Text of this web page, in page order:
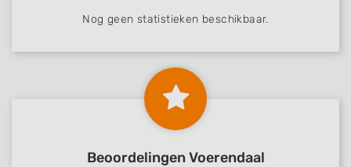
Nog geen statistieken beschikbaar.
Beoordelingen Voerendaal
Identify devices based on information